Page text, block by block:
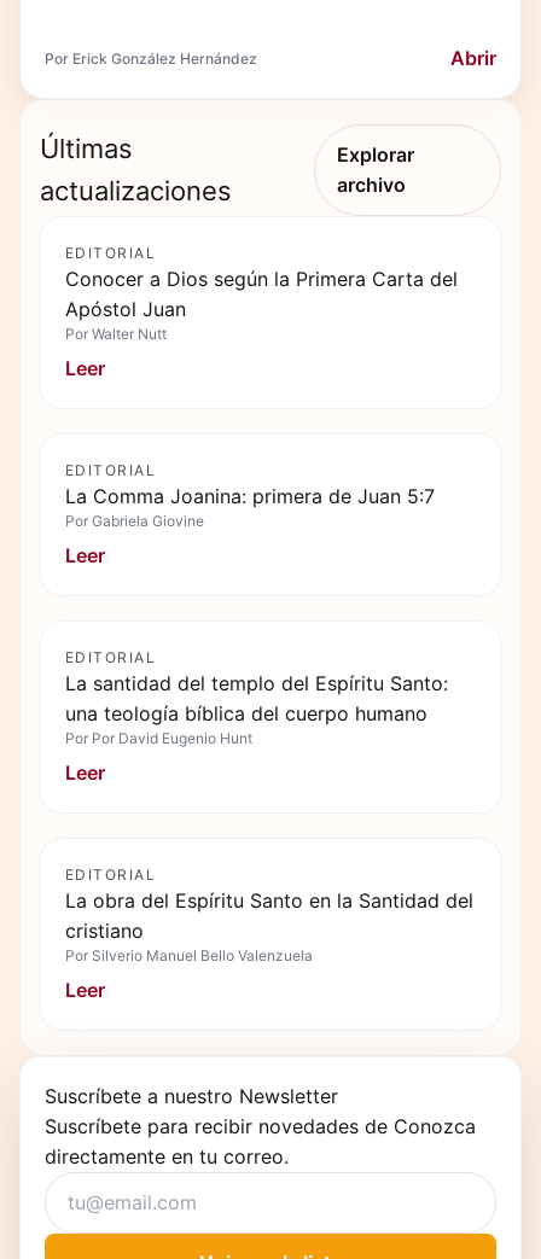
Por Erick González Hernández Abrir
Últimas
actualizaciones
Explorar
archivo
EDITORIAL
Conocer a Dios según la Primera Carta del
Apóstol Juan
Por Walter Nutt
Leer
EDITORIAL
La Comma Joanina: primera de Juan 5:7
Por Gabriela Giovine
Leer
EDITORIAL
La santidad del templo del Espíritu Santo:
una teología bíblica del cuerpo humano
Por Por David Eugenio Hunt
Leer
EDITORIAL
La obra del Espíritu Santo en la Santidad del
cristiano
Por Silverio Manuel Bello Valenzuela
Leer
Suscríbete a nuestro Newsletter
Suscríbete para recibir novedades de Conozca
directamente en tu correo.